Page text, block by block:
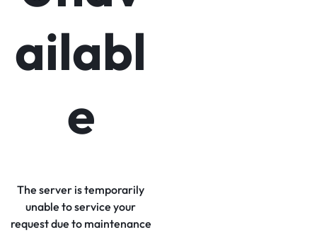
ailabl
e
The server is temporarily
unable to service your
request due to maintenance